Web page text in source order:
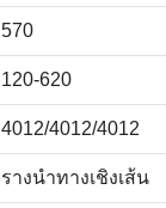
570
120-620
4012/4012/4012
รางนำทางเชิงเส้น